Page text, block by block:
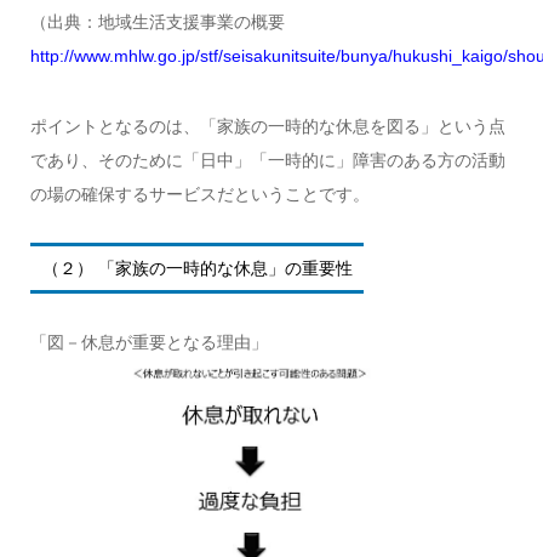
（出典：地域生活支援事業の概要
http://www.mhlw.go.jp/stf/seisakunitsuite/bunya/hukushi_kaigo/
ポイントとなるのは、「家族の一時的な休息を図る」という点
であり、そのために「日中」「一時的に」障害のある方の活動
の場の確保するサービスだということです。
（２） 「家族の一時的な休息」の重要性
「図－休息が重要となる理由」